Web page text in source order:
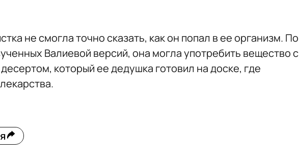
не смогла точно сказать, как он попал в ее организм. По
Валиевой версий, она могла употребить вещество с
который ее дедушка готовил на доске, где